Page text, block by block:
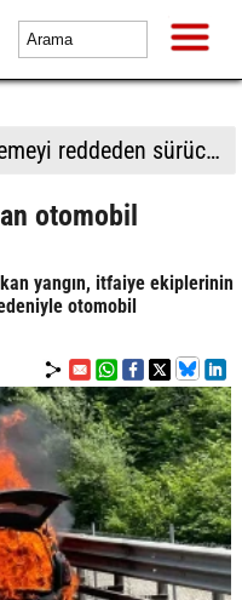
İsrail basını: Netanyahu, Gazze'ye ilişkin 15 maddelik plana "şans vermeye" hazır
otomobil
yangın, itfaiye ekiplerinin
otomobil